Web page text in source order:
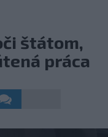
štátom,
práca